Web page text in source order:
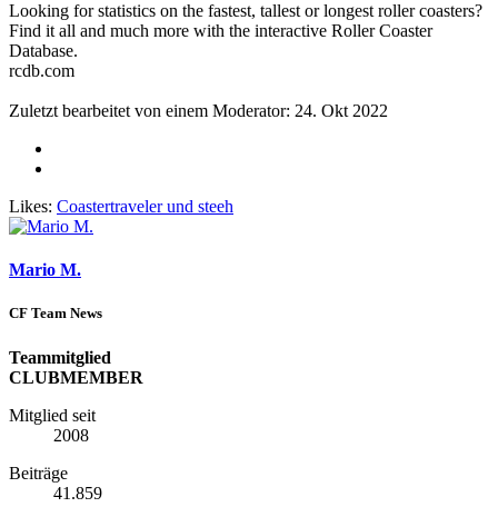
Looking for statistics on the fastest, tallest or longest roller coasters?
Find it all and much more with the interactive Roller Coaster
Database.
rcdb.com
Zuletzt bearbeitet von einem Moderator: 24. Okt 2022
Likes: Coastertravelerund steeh
Mario M.
CF Team News
Teammitglied
CLUBMEMBER
Mitglied seit
2008
Beiträge
41.859